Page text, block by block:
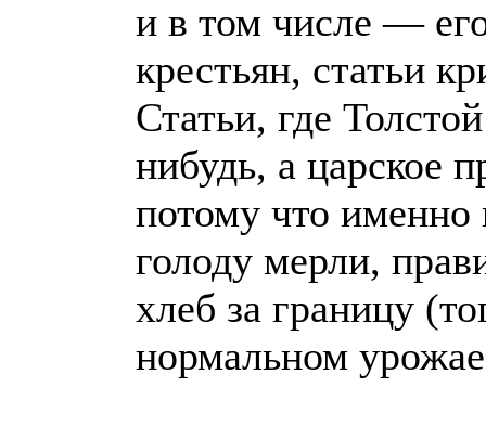
и в том числе —
крестьян, статьи
Статьи, где
нибудь, а царское
потому что именно
голоду мерли,
хлеб за границу
нормальном